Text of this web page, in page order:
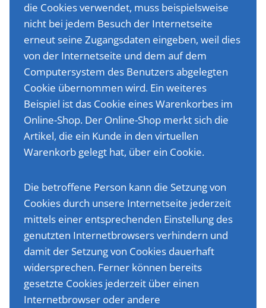
die Cookies verwendet, muss beispielsweise
nicht bei jedem Besuch der Internetseite
erneut seine Zugangsdaten eingeben, weil dies
von der Internetseite und dem auf dem
Computersystem des Benutzers abgelegten
Cookie übernommen wird. Ein weiteres
Beispiel ist das Cookie eines Warenkorbes im
Online-Shop. Der Online-Shop merkt sich die
Artikel, die ein Kunde in den virtuellen
Warenkorb gelegt hat, über ein Cookie.
Die betroffene Person kann die Setzung von
Cookies durch unsere Internetseite jederzeit
mittels einer entsprechenden Einstellung des
genutzten Internetbrowsers verhindern und
damit der Setzung von Cookies dauerhaft
widersprechen. Ferner können bereits
gesetzte Cookies jederzeit über einen
Internetbrowser oder andere